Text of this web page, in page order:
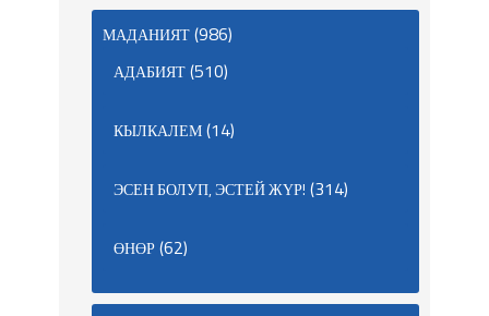
МАДАНИЯТ(986)
АДАБИЯТ(510)
КЫЛКАЛЕМ(14)
ЭСЕН БОЛУП, ЭСТЕЙ ЖҮР! (314)
ӨНӨР(62)